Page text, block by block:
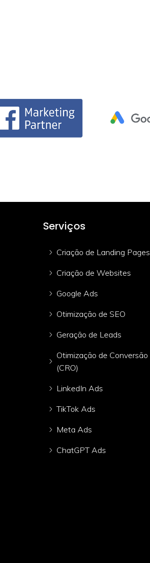
Serviços
Criação de Landing Pages
Criação de Websites
Google Ads
Otimização de SEO
Geração de Leads
Otimização de Conversão
(CRO)
LinkedIn Ads
TikTok Ads
Meta Ads
ChatGPT Ads